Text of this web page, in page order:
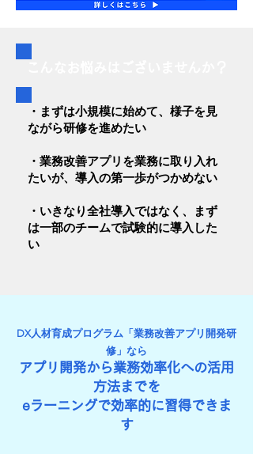
・まずは小規模に始めて、様子を見
ながら研修を進めたい
・業務改善アプリを業務に取り入れ
たいが、導入の第一歩がつかめない
・いきなり全社導入ではなく、まず
は一部のチームで試験的に導入した
い
DX人材育成プログラム「業務改善アプリ開発研
修」なら
アプリ開発から業務効率化への活用
方法までを
eラーニングで効率的に習得できま
す